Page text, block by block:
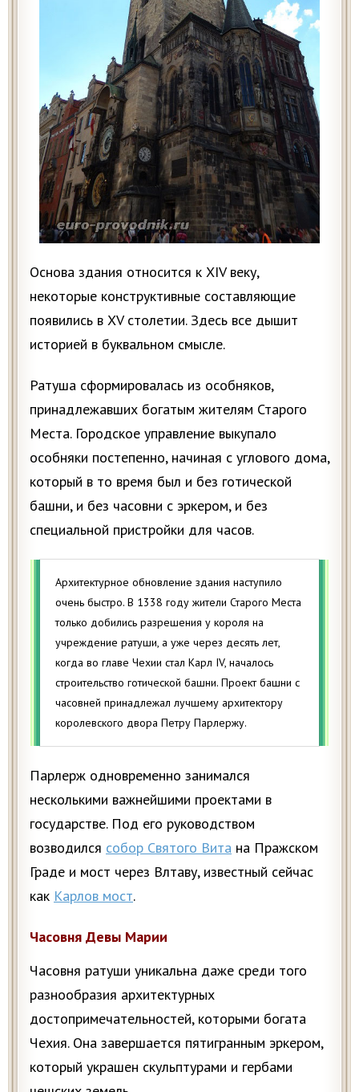
Основа здания относится к XIV веку,
некоторые конструктивные составляющие
появились в XV столетии. Здесь все дышит
историей в буквальном смысле.
Ратуша сформировалась из особняков,
принадлежавших богатым жителям Старого
Места. Городское управление выкупало
особняки постепенно, начиная с углового дома,
который в то время был и без готической
башни, и без часовни с эркером, и без
специальной пристройки для часов.
Архитектурное обновление здания наступило
очень быстро. В 1338 году жители Старого Места
только добились разрешения у короля на
учреждение ратуши, а уже через десять лет,
когда во главе Чехии стал Карл IV, началось
строительство готической башни. Проект башни с
часовней принадлежал лучшему архитектору
королевского двора Петру Парлержу.
Парлерж одновременно занимался
несколькими важнейшими проектами в
государстве. Под его руководством
возводился собор Святого Вита на Пражском
Граде и мост через Влтаву, известный сейчас
как Карлов мост.
Часовня Девы Марии
Часовня ратуши уникальна даже среди того
разнообразия архитектурных
достопримечательностей, которыми богата
Чехия. Она завершается пятигранным эркером,
который украшен скульптурами и гербами